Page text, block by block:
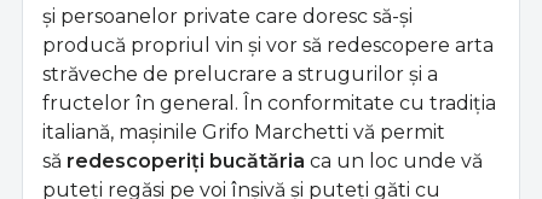
și persoanelor private care doresc să-și
producă propriul vin și vor să redescopere arta
străveche de prelucrare a strugurilor și a
fructelor în general. În conformitate cu tradiția
italiană, mașinile Grifo Marchetti vă permit
să redescoperiți bucătăria ca un loc unde vă
puteți regăsi pe voi înșivă și puteți găti cu